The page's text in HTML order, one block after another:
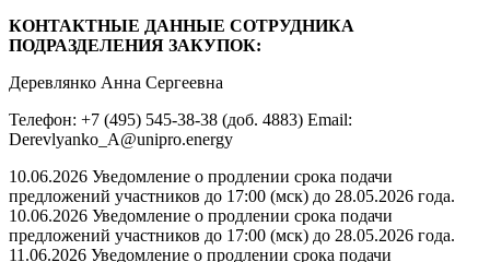
КОНТАКТНЫЕ ДАННЫЕ СОТРУДНИКА
ПОДРАЗДЕЛЕНИЯ ЗАКУПОК:
Деревлянко Анна Сергеевна
Телефон: +7 (495) 545-38-38 (доб. 4883) Email:
Derevlyanko_A@unipro.energy
10.06.2026 Уведомление о продлении срока подачи
предложений участников до 17:00 (мск) до 28.05.2026 года.
10.06.2026 Уведомление о продлении срока подачи
предложений участников до 17:00 (мск) до 28.05.2026 года.
11.06.2026 Уведомление о продлении срока подачи